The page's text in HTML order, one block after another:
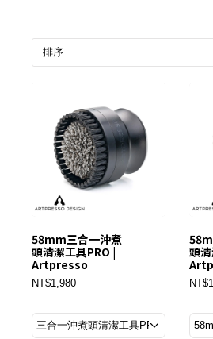
58mm三合一沖煮
頭清潔工具PRO |
Artpresso
NT$1,980
頭